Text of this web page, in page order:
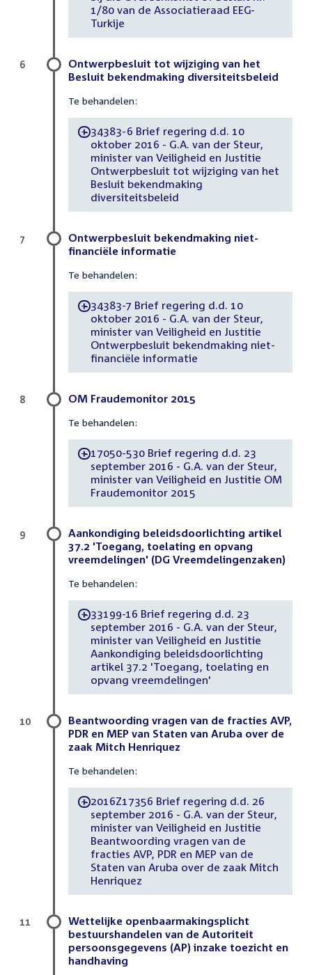
1/80 van de Associatieraad EEG-
Turkije
Ontwerpbesluit tot wijziging van het
Besluit bekendmaking diversiteitsbeleid
Te behandelen:
-34383-6 Brief regering d.d. 10
oktober 2016 - G.A. van der Steur,
minister van Veiligheid en Justitie
Ontwerpbesluit tot wijziging van het
Besluit bekendmaking
diversiteitsbeleid
6
Ontwerpbesluit bekendmaking niet-
financiële informatie
Te behandelen:
-34383-7 Brief regering d.d. 10
oktober 2016 - G.A. van der Steur,
minister van Veiligheid en Justitie
Ontwerpbesluit bekendmaking niet-
financiële informatie
7
OM Fraudemonitor 2015
Te behandelen:
-17050-530 Brief regering d.d. 23
september 2016 - G.A. van der Steur,
minister van Veiligheid en Justitie OM
Fraudemonitor 2015
8
Aankondiging beleidsdoorlichting artikel
37.2 'Toegang, toelating en opvang
vreemdelingen' (DG Vreemdelingenzaken)
Te behandelen:
-33199-16 Brief regering d.d. 23
september 2016 - G.A. van der Steur,
minister van Veiligheid en Justitie
Aankondiging beleidsdoorlichting
artikel 37.2 'Toegang, toelating en
opvang vreemdelingen'
9
Beantwoording vragen van de fracties AVP,
PDR en MEP van Staten van Aruba over de
zaak Mitch Henriquez
Te behandelen:
-2016Z17356 Brief regering d.d. 26
september 2016 - G.A. van der Steur,
minister van Veiligheid en Justitie
Beantwoording vragen van de
fracties AVP, PDR en MEP van de
Staten van Aruba over de zaak Mitch
Henriquez
10
Wettelijke openbaarmakingsplicht
bestuurshandelen van de Autoriteit
persoonsgegevens (AP) inzake toezicht en
handhaving
11